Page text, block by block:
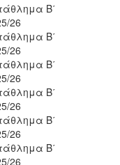
Β΄
26
Β΄
26
Β΄
26
Β΄
26
Β΄
26
Β΄
26